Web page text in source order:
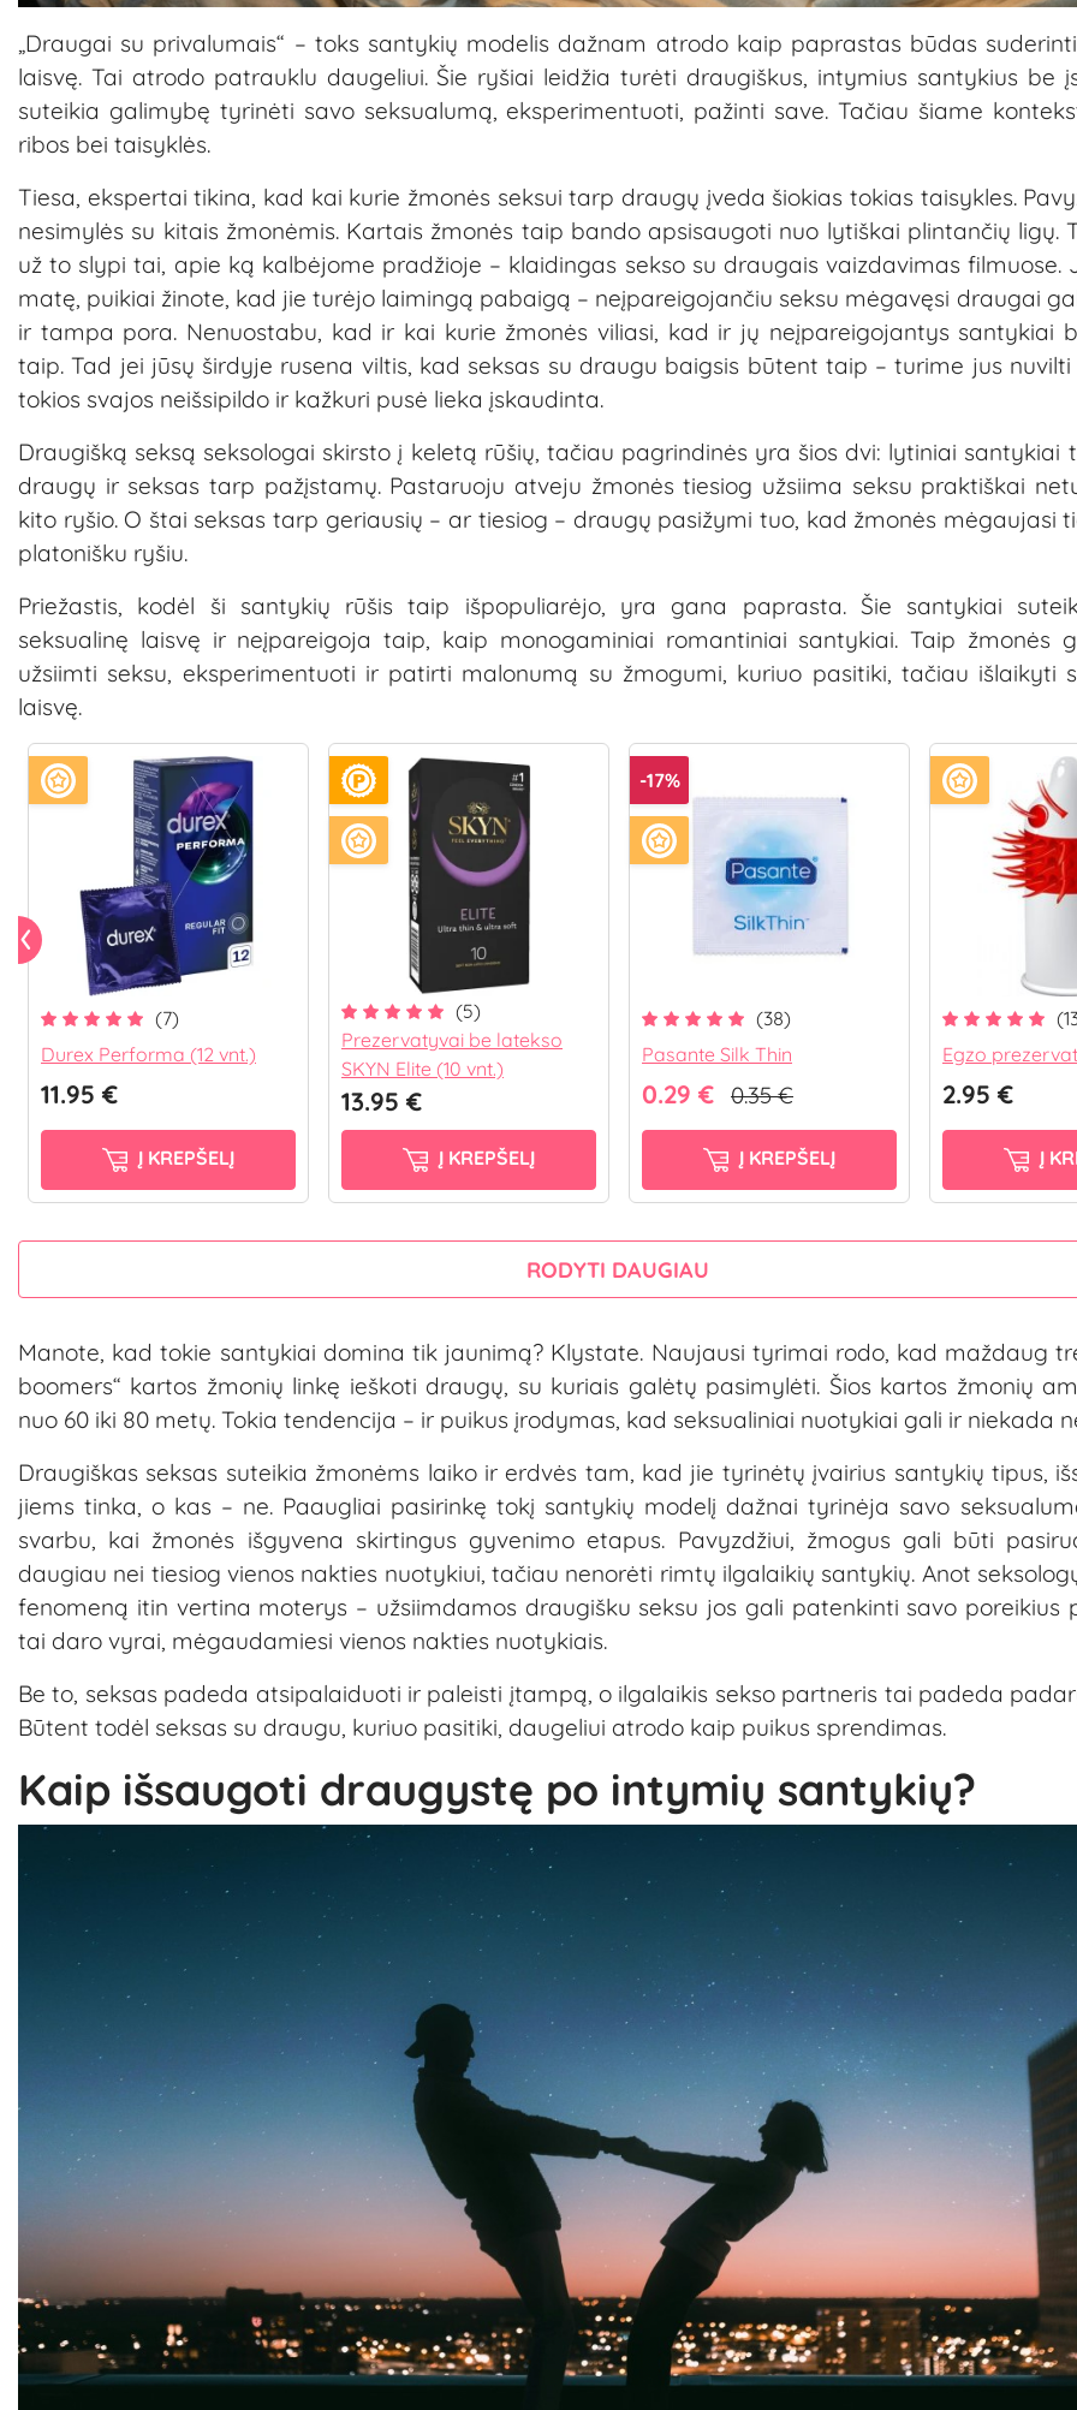
„Draugai su privalumais“ – toks santykių modelis dažnam atrodo kaip paprastas būdas
laisvę. Tai atrodo patrauklu daugeliui. Šie ryšiai leidžia turėti draugiškus, intymius santykius be
suteikia galimybę tyrinėti savo seksualumą, eksperimentuoti, pažinti save. Tačiau šiame
ribos bei taisyklės.
Tiesa, ekspertai tikina, kad kai kurie žmonės seksui tarp draugų įveda šiokias tokias taisykles.
nesimylės su kitais žmonėmis. Kartais žmonės taip bando apsisaugoti nuo lytiškai plintančių ligų.
už to slypi tai, apie ką kalbėjome pradžioje – klaidingas sekso su draugais vaizdavimas filmuose.
matę, puikiai žinote, kad jie turėjo laimingą pabaigą – neįpareigojančiu seksu mėgavęsi draugai
ir tampa pora. Nenuostabu, kad ir kai kurie žmonės viliasi, kad ir jų neįpareigojantys santykiai
taip. Tad jei jūsų širdyje rusena viltis, kad seksas su draugu baigsis būtent taip – turime jus nuvilti
tokios svajos neišsipildo ir kažkuri pusė lieka įskaudinta.
Draugišką seksą seksologai skirsto į keletą rūšių, tačiau pagrindinės yra šios dvi: lytiniai santykiai
draugų ir seksas tarp pažįstamų. Pastaruoju atveju žmonės tiesiog užsiima seksu praktiškai
kito ryšio. O štai seksas tarp geriausių – ar tiesiog – draugų pasižymi tuo, kad žmonės mėgaujasi
platonišku ryšiu.
Priežastis, kodėl ši santykių rūšis taip išpopuliarėjo, yra gana paprasta. Šie santykiai
seksualinę laisvę ir neįpareigoja taip, kaip monogaminiai romantiniai santykiai. Taip žmonės
užsiimti seksu, eksperimentuoti ir patirti malonumą su žmogumi, kuriuo pasitiki, tačiau išlaikyti
laisvę.
(7)
Durex Performa (12 vnt.)
11.95 €
Į KREPŠELĮ
(5)
Prezervatyvai be latekso
SKYN Elite (10 vnt.)
13.95 €
Į KREPŠELĮ
-17%
(38)
Pasante Silk Thin
0.29 € 0.35 €
Į KREPŠELĮ
Egzo
2.95 €
Į
RODYTI DAUGIAU
Manote, kad tokie santykiai domina tik jaunimą? Klystate. Naujausi tyrimai rodo, kad maždaug
boomers“ kartos žmonių linkę ieškoti draugų, su kuriais galėtų pasimylėti. Šios kartos žmonių
nuo 60 iki 80 metų. Tokia tendencija – ir puikus įrodymas, kad seksualiniai nuotykiai gali ir niekada
Draugiškas seksas suteikia žmonėms laiko ir erdvės tam, kad jie tyrinėtų įvairius santykių tipus,
jiems tinka, o kas – ne. Paaugliai pasirinkę tokį santykių modelį dažnai tyrinėja savo
svarbu, kai žmonės išgyvena skirtingus gyvenimo etapus. Pavyzdžiui, žmogus gali būti
daugiau nei tiesiog vienos nakties nuotykiui, tačiau nenorėti rimtų ilgalaikių santykių. Anot
fenomeną itin vertina moterys – užsiimdamos draugišku seksu jos gali patenkinti savo poreikius
tai daro vyrai, mėgaudamiesi vienos nakties nuotykiais.
Be to, seksas padeda atsipalaiduoti ir paleisti įtampą, o ilgalaikis sekso partneris tai padeda
Būtent todėl seksas su draugu, kuriuo pasitiki, daugeliui atrodo kaip puikus sprendimas.
Kaip išsaugoti draugystę po intymių santykių?